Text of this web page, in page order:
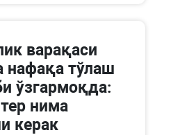
варақаси
нафақа тўлаш
ўзгармоқда:
нима
керак